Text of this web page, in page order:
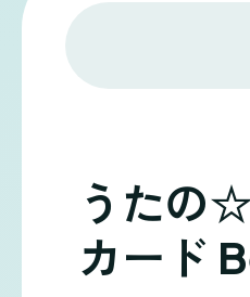
うたの
カード